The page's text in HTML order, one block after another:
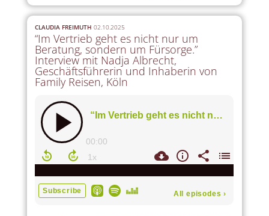
CLAUDIA FREIMUTH 02.10.2025
“Im Vertrieb geht es nicht nur um
Beratung, sondern um Fürsorge.”
Interview mit Nadja Albrecht,
Geschäftsführerin und Inhaberin von
Family Reisen, Köln